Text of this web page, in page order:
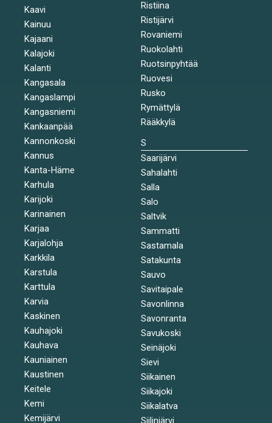
Kaavi
Kainuu
Kajaani
Kalajoki
Kalanti
Kangasala
Kangaslampi
Kangasniemi
Kankaanpää
Kannonkoski
Kannus
Kanta-Häme
Karhula
Karijoki
Karinainen
Karjaa
Karjalohja
Karkkila
Karstula
Karttula
Karvia
Kaskinen
Kauhajoki
Kauhava
Kauniainen
Kaustinen
Keitele
Kemi
Kemijärvi
Ristiina
Ristijärvi
Rovaniemi
Ruokolahti
Ruotsinpyhtää
Ruovesi
Rusko
Rymättylä
Rääkkylä
S
Saarijärvi
Sahalahti
Salla
Salo
Saltvik
Sammatti
Sastamala
Satakunta
Sauvo
Savitaipale
Savonlinna
Savonranta
Savukoski
Seinäjoki
Sievi
Siikainen
Siikajoki
Siikalatva
Siilinjärvi